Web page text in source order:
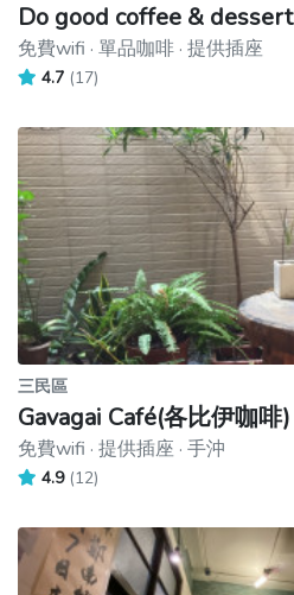
Do good coffee & dessert
免費wifi · 單品咖啡 · 提供插座
4.7 (17)
三民區
Gavagai Café(各比伊咖啡)
免費wifi · 提供插座 · 手沖
4.9 (12)